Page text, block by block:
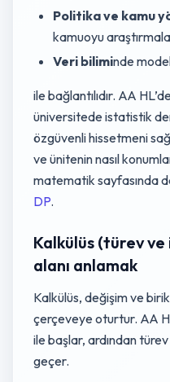
Politika ve kamu
kamuoyu
Veri biliminde
ile bağlantılıdır. AA
üniversitede istatistik
özgüvenli hissetmeni
ve ünitenin nasıl
matematik sayfasında
DP.
Kalkülüs (türev
alanı anlamak
Kalkülüs, değişim ve
çerçeveye oturtur. AA
ile başlar, ardından
geçer.